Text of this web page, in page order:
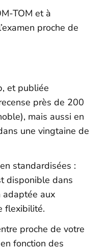
TOM et à
proche de
et publiée
près de 200
mais aussi en
une vingtaine de
standardisées :
disponible dans
adaptée aux
flexibilité.
proche de votre
fonction des